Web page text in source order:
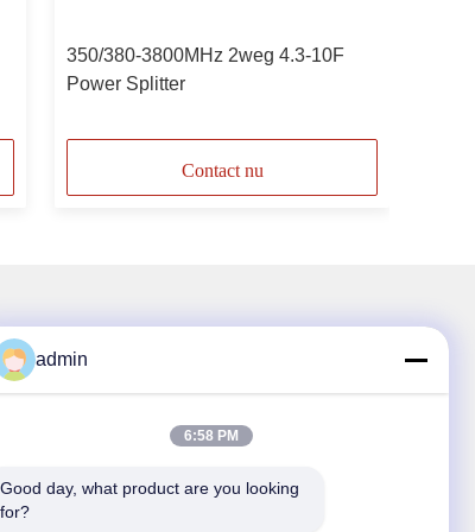
350/380-3800MHz 2weg 4.3-10F
Power Splitter
Contact nu
onze nieuwsbrief voor kortingen en
admin
6:58 PM
Good day, what product are you looking
for?